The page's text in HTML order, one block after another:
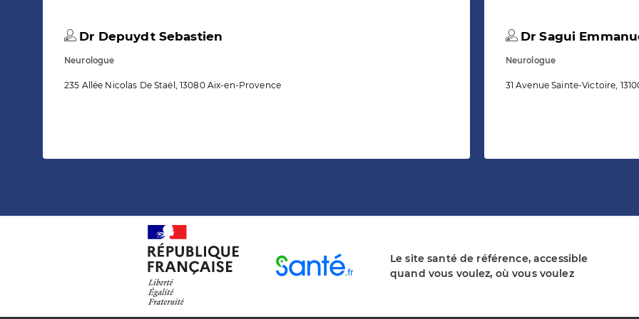
Dr Depuydt Sebastien
Neurologue
235 Allée Nicolas De Staël, 13080 Aix-en-Provence
Dr Sagui
Neurologue
31 Avenue Sainte-Victoire,
Le site santé de référence, accessible
quand vous voulez, où vous voulez